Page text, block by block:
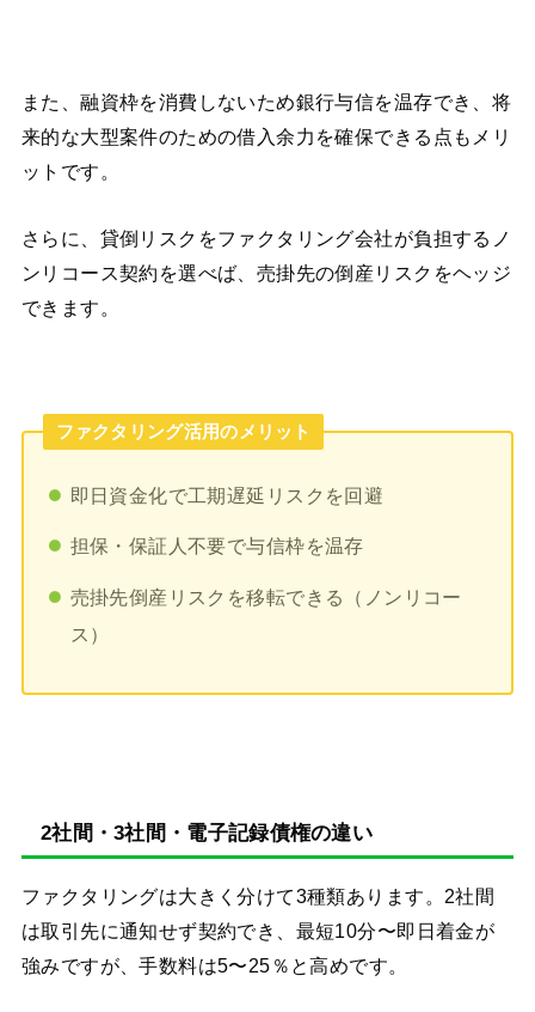
また、融資枠を消費しないため銀行与信を温存でき、将
来的な大型案件のための借入余力を確保できる点もメリ
ットです。
さらに、貸倒リスクをファクタリング会社が負担するノ
ンリコース契約を選べば、売掛先の倒産リスクをヘッジ
できます。
ファクタリング活用のメリット
即日資金化で工期遅延リスクを回避
担保・保証人不要で与信枠を温存
売掛先倒産リスクを移転できる（ノンリコー
ス）
2社間・3社間・電子記録債権の違い
ファクタリングは大きく分けて3種類あります。2社間
は取引先に通知せず契約でき、最短10分〜即日着金が
強みですが、手数料は5〜25％と高めです。